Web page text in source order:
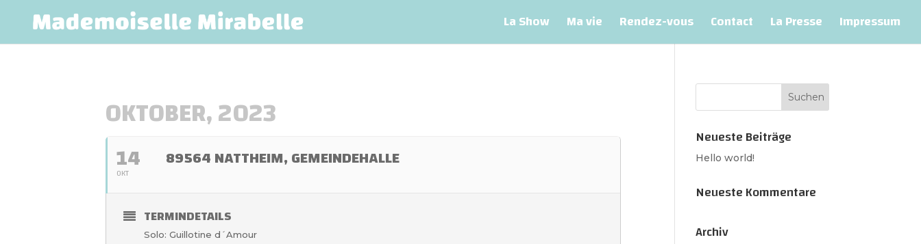
La Show Ma vie Rendez-vous Contact La Presse Impressum
OKTOBER, 2023
14
OKT
89564 NATTHEIM, GEMEINDEHALLE
TERMINDETAILS
Solo: Guillotine d´Amour
Neueste Beiträge
Hello world!
Neueste Kommentare
Archiv